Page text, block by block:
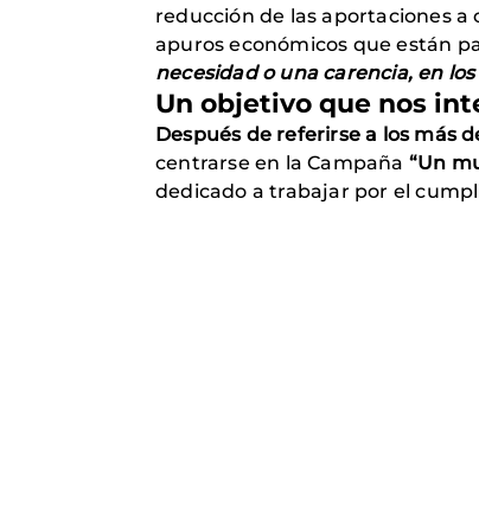
reducción de las aportaciones a
apuros económicos que están
necesidad o una carencia, en
Un objetivo que nos
Después de referirse a los más
centrarse en la Campaña “Un
dedicado a trabajar por el